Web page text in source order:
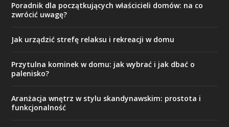
Poradnik dla początkujących właścicieli domów: na co
zwrócić uwagę?
Jak urządzić strefę relaksu i rekreacji w domu
Przytulna kominek w domu: jak wybrać i jak dbać o
palenisko?
Aranżacja wnętrz w stylu skandynawskim: prostota i
funkcjonalność